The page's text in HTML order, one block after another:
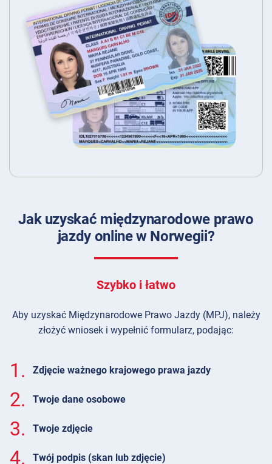
Jak uzyskać międzynarodowe prawo
jazdy online w Norwegii?
Szybko i łatwo
Aby uzyskać Międzynarodowe Prawo Jazdy (MPJ), należy
złożyć wniosek i wypełnić formularz, podając:
1. Zdjęcie ważnego krajowego prawa jazdy
2. Twoje dane osobowe
3. Twoje zdjęcie
4. Twój podpis (skan lub zdjęcie)